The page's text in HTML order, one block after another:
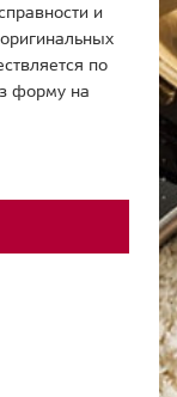
и
по
форму на